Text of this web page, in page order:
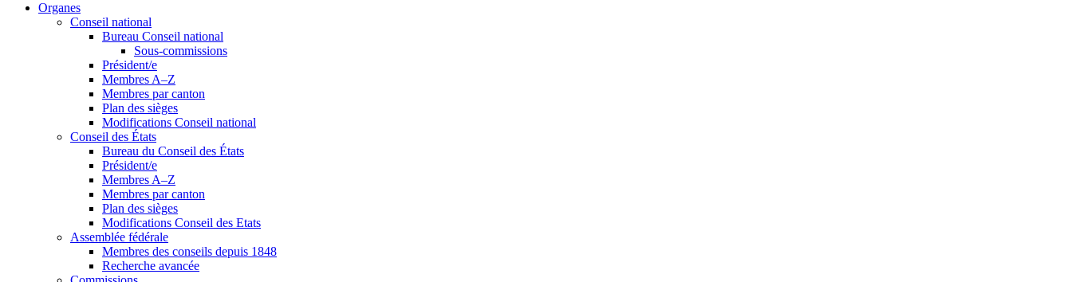
Organes
Conseil national
Bureau Conseil national
Sous-commissions
Président/e
Membres A–Z
Membres par canton
Plan des sièges
Modifications Conseil national
Conseil des États
Bureau du Conseil des États
Président/e
Membres A–Z
Membres par canton
Plan des sièges
Modifications Conseil des Etats
Assemblée fédérale
Membres des conseils depuis 1848
Recherche avancée